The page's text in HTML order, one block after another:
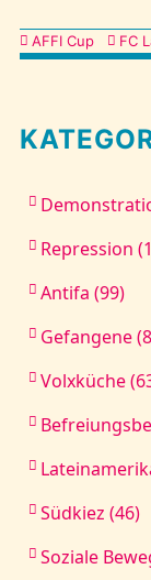
Kategorien
AFFI Cup FC
Repression
Antifa (99)
Gefangene
Volxküche
Südkiez (46)
Soziale